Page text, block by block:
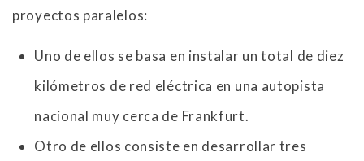
proyectos paralelos:
Uno de ellos se basa en instalar un total de diez
kilómetros de red eléctrica en una autopista
nacional muy cerca de Frankfurt.
Otro de ellos consiste en desarrollar tres